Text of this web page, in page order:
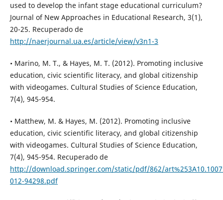
used to develop the infant stage educational curriculum?
Journal of New Approaches in Educational Research, 3(1),
20-25. Recuperado de
http://naerjournal.ua.es/article/view/v3n1-3
• Marino, M. T., & Hayes, M. T. (2012). Promoting inclusive
education, civic scientific literacy, and global citizenship
with videogames. Cultural Studies of Science Education,
7(4), 945-954.
• Matthew, M. & Hayes, M. (2012). Promoting inclusive
education, civic scientific literacy, and global citizenship
with videogames. Cultural Studies of Science Education,
7(4), 945-954. Recuperado de
http://download.springer.com/static/pdf/862/
012-94298.pdf